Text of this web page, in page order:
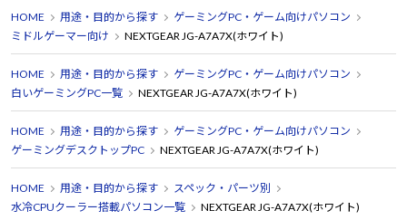
HOME 用途・目的から探す
ゲーミングPC・ゲーム向けパソコン
ミドルゲーマー向け
NEXTGEAR JG-A7A7X(ホワイト)
HOME 用途・目的から探す
ゲーミングPC・ゲーム向けパソコン
白いゲーミングPC一覧
NEXTGEAR JG-A7A7X(ホワイト)
HOME 用途・目的から探す
ゲーミングPC・ゲーム向けパソコン
ゲーミングデスクトップPC
NEXTGEAR JG-A7A7X(ホワイト)
HOME 用途・目的から探す
スペック・パーツ別
水冷CPUクーラー搭載パソコン一覧
NEXTGEAR JG-A7A7X(ホワイト)